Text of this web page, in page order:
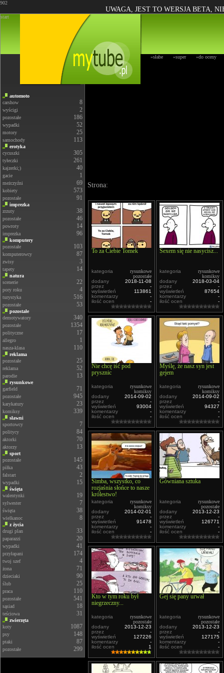
902
UWAGA, JEST TO WERSJA BETA,
start
»słabe »super »do oceny
automoto
carshow
8
wyścigi 2
pozostałe 186
wypadki 52
motory 25
samochody 113
erotyka
cycuszki
305
tyłeczki 261
kajzerki;) 40
gacie 1
meżczyźni 69
kobiety 573
pozostałe 91
imprezka
zrzuty
38
pozostałe 46
powroty 14
imprezka 96
komputery
pozostałe
103
komputerowcy 87
zwisy 3
tapety 14
natura
scenerie
22
pory roku 4
turystyka 516
pozostałe 53
pozostałe
demotywatory
340
pozostałe 1354
polityczne 17
allegro 1
nasza-klasa 110
reklama
pozostałe
25
reklama 52
parodie 13
rysunkowe
garfield
71
pozostałe 945
karykatury 23
komiksy 339
sławni
sportowcy
7
politycy 84
aktorki 70
aktorzy 13
sport
pozostałe
145
piłka 43
falstart 2
wypadki 15
święta
walentynki
19
sylwester 7
święta 38
wielkanoc 8
z życia
drugi plan
33
paparazzi 20
wypadki 41
przyłapani 174
twoj szef 4
żona 71
dzieciaki 90
ślub 25
praca 110
pozostałe 541
sąsiad 18
teściowa 31
zwierzęta
koty
1087
psy 148
ptaki 87
pozostałe 299
Strona:
To za Ciebie Tomek
kategoria
rysunkowe
pozostałe
dodany
2018-11-08
przez
-
wyświetleń
113861
komentarzy
-
ilość ocen
-
Sexem się nie nasycisz...
kategoria
rysunkowe
komiksy
dodany
2018-03-04
przez
-
wyświetleń
87654
komentarzy
-
ilość ocen
-
Nie chcę iść pod
prysznic
kategoria
rysunkowe
komiksy
dodany
2014-09-02
przez
-
wyświetleń
93004
komentarzy
-
ilość ocen
-
Myślę, że nasz syn jest
gejem
kategoria
rysunkowe
komiksy
dodany
2014-09-02
przez
-
wyświetleń
94327
komentarzy
-
ilość ocen
-
Simba, wszystko, co
rozjaśnia słońce to nasze
królestwo!
kategoria
rysunkowe
komiksy
dodany
2014-02-01
przez
-
wyświetleń
91478
komentarzy
-
ilość ocen
-
Gówniana sztuka
kategoria
rysunkowe
pozostałe
dodany
2013-12-23
przez
-
wyświetleń
126771
komentarzy
-
ilość ocen
-
Kto w tym roku był
niegrzeczny...
kategoria
rysunkowe
pozostałe
dodany
2013-12-23
przez
-
wyświetleń
127226
komentarzy
-
ilość ocen
1
Gej się pany urwał
kategoria
rysunkowe
pozostałe
dodany
2013-12-23
przez
-
wyświetleń
127175
komentarzy
-
ilość ocen
-